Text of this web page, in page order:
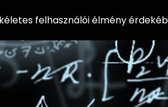
felhasználói élmény